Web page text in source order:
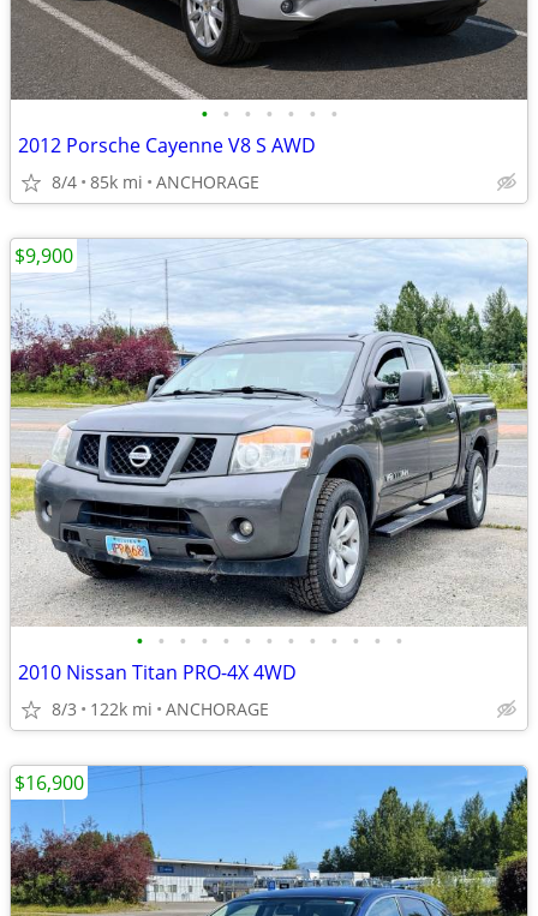
• • • • • • •
2012 Porsche Cayenne V8 S AWD
8/4 85k mi ANCHORAGE
• • • • • • • • • • • • •
2010 Nissan Titan PRO-4X 4WD
8/3 122k mi ANCHORAGE
$9,900
$16,900